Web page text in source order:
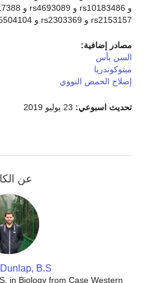
rs2153157 و rs2303369 و rs1635504104
مصادر إضافية:
السن يأس
ميتوكوندريا
إصلاح الحمض النووي
تحديث اسبوعي:
عن
B.S.
in Biology from Case Western